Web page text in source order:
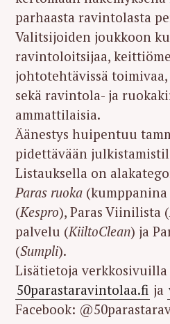
parhaasta ravintolasta
Valitsijoiden joukkoon
ravintoloitsijaa,
johtotehtävissä
sekä ravintola- ja
ammattilaisia.
Äänestys huipentuu
pidettävään
Listauksella on
Paras ruoka (kumppanina
(Kespro), Paras Viinilista (
palvelu (KiiltoClean) ja
(Sumpli).
Lisätietoja verkkosivuilla
50parastaravintolaa.fi ja
Facebook: